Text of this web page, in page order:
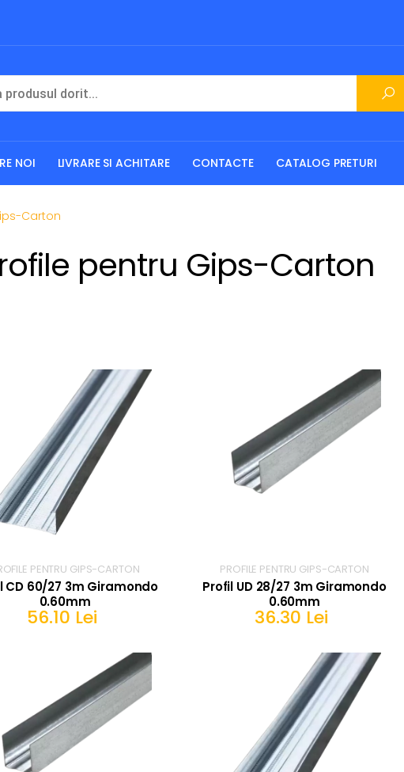
NOI LIVRARE SI ACHITARE CONTACTE CATALOG PRETURI
Carton
pentru Gips-Carton
PENTRU GIPS-CARTON
CD 60/27 3m Giramondo
0.60mm
56.10 Lei
PROFILE PENTRU GIPS-CARTON
Profil UD 28/27 3m Giramondo
0.60mm
36.30 Lei
IN COS